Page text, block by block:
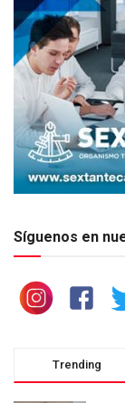
Síguenos en
Trending